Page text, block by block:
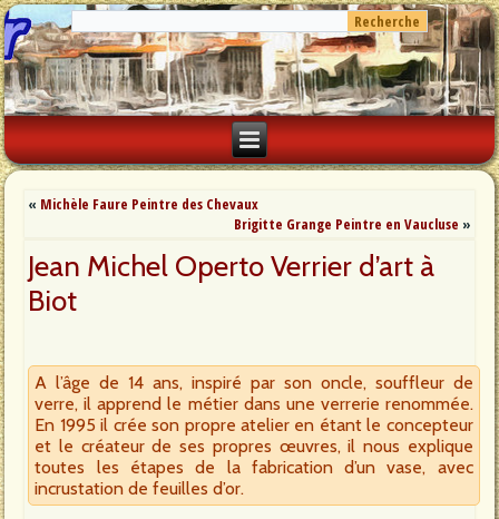
« Michèle Faure Peintre des Chevaux
Brigitte Grange Peintre en Vaucluse »
Jean Michel Operto Verrier d’art à
Biot
A l’âge de 14 ans, inspiré par son oncle, souffleur de
verre, il apprend le métier dans une verrerie renommée.
En 1995 il crée son propre atelier en étant le concepteur
et le créateur de ses propres œuvres, il nous explique
toutes les étapes de la fabrication d’un vase, avec
incrustation de feuilles d’or.